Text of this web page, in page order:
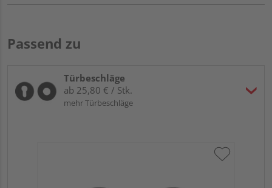
Passend zu
Türbeschläge
ab 25,80 € / Stk.
mehr Türbeschläge